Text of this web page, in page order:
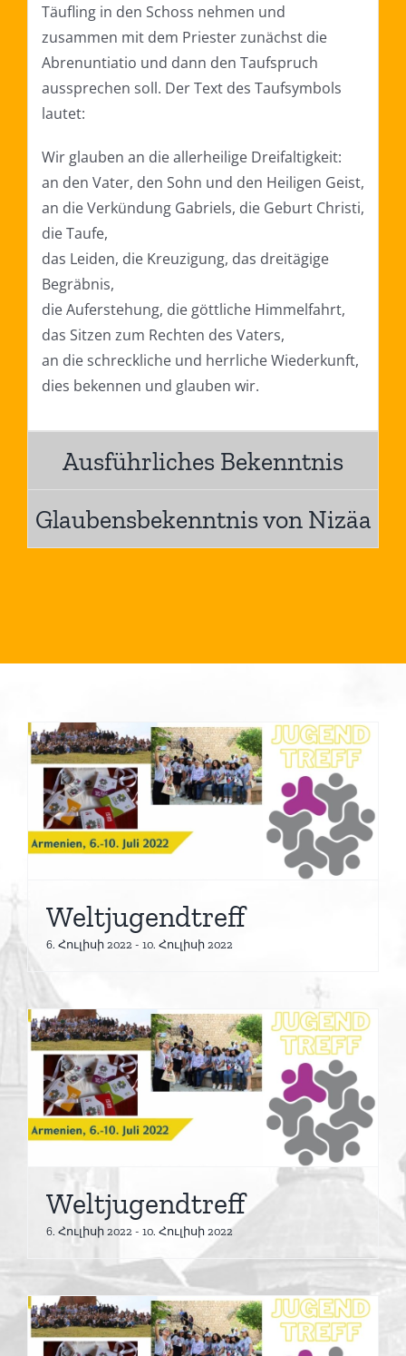
Täufling in den Schoss nehmen und
zusammen mit dem Priester zunächst die
Abrenuntiatio und dann den Taufspruch
aussprechen soll. Der Text des Taufsymbols
lautet:
Wir glauben an die allerheilige Dreifaltigkeit:
an den Vater, den Sohn und den Heiligen Geist,
an die Verkündung Gabriels, die Geburt Christi,
die Taufe,
das Leiden, die Kreuzigung, das dreitägige
Begräbnis,
die Auferstehung, die göttliche Himmelfahrt,
das Sitzen zum Rechten des Vaters,
an die schreckliche und herrliche Wiederkunft,
dies bekennen und glauben wir.
Ausführliches Bekenntnis
Glaubensbekenntnis von Nizäa
Weltjugendtreff
6. Հուլիսի 2022 - 10. Հուլիսի 2022
Weltjugendtreff
6. Հուլիսի 2022 - 10. Հուլիսի 2022